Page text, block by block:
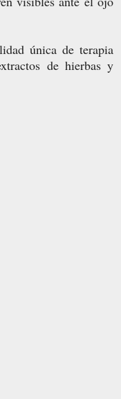
única de terapia
de hierbas y